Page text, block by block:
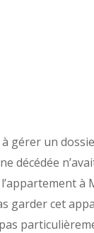
gérer un
décédée
à
garder cet